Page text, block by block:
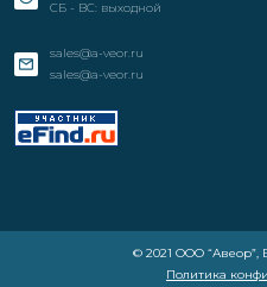
СБ - ВС: выходной
sales@a-veor.ru
sales@a-veor.ru
© 2021 ООО
Политика